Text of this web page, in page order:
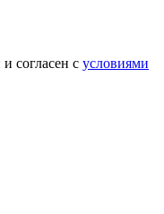
согласен с условиями